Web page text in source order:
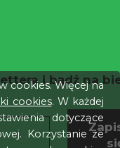
i bądź na
cookies. Więcej na
cookies. W każdej
dotyczące
Korzystanie ze